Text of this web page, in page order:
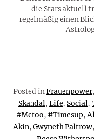
die Stars aktuell
regelmäßig einen
Posted inFrauenpower,
Skandal, Life, Social,
#Metoo, #Timesup,
Akin, Gwyneth Paltrow,